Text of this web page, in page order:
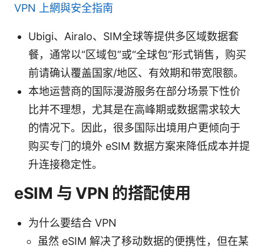
VPN 上網與安全指南
Ubigi、Airalo、SIM全球等提供多区域数据套
餐，通常以“区域包”或“全球包”形式销售，购买
前请确认覆盖国家/地区、有效期和带宽限额。
本地运营商的国际漫游服务在部分场景下性价
比并不理想，尤其是在高峰期或数据需求较大
的情况下。因此，很多国际出境用户更倾向于
购买专门的境外 eSIM 数据方案来降低成本并提
升连接稳定性。
eSIM 与 VPN 的搭配使用
为什么要结合 VPN
虽然 eSIM 解决了移动数据的便携性，但在某